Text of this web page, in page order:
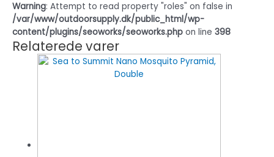
Warning: Attempt to read property "roles" on false in
/var/www/outdoorsupply.dk/public_html/wp-
content/plugins/seoworks/seoworks.php on line 398
Relaterede varer